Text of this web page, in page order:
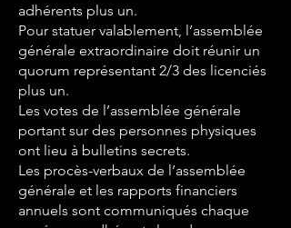
adhérents plus un.
Pour statuer valablement, l’assemblée
générale extraordinaire doit réunir un
quorum représentant 2/3 des licenciés
plus un.
Les votes de l’assemblée générale
portant sur des personnes physiques
ont lieu à bulletins secrets.
Les procès-verbaux de l’assemblée
générale et les rapports financiers
annuels sont communiqués chaque